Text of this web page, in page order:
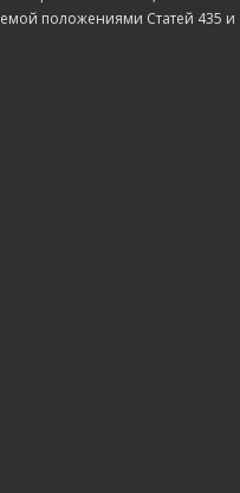
положениями Статей 435 и